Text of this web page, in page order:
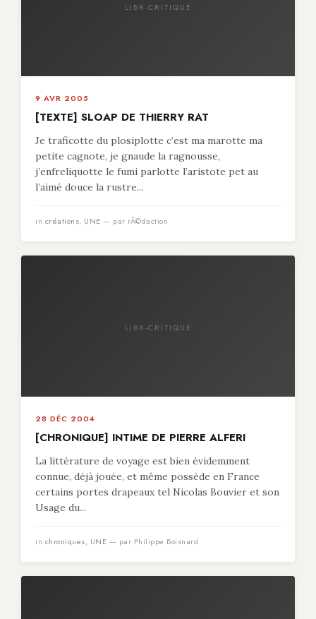
LIBR-CRITIQUE
9 AVR 2005
[TEXTE] SLOAP DE THIERRY RAT
Je traficotte du plosiplotte c’est ma marotte ma
petite cagnote, je gnaude la ragnousse,
j’enfreliquotte le fumi parlotte l’aristote pet au
l’aimé douce la rustre...
in créations, UNE — par rÃ©daction
LIBR-CRITIQUE
28 DÉC 2004
[CHRONIQUE] INTIME DE PIERRE ALFERI
La littérature de voyage est bien évidemment
connue, déjà jouée, et même possède en France
certains portes drapeaux tel Nicolas Bouvier et son
Usage du...
in chroniques, UNE — par Philippe Boisnard